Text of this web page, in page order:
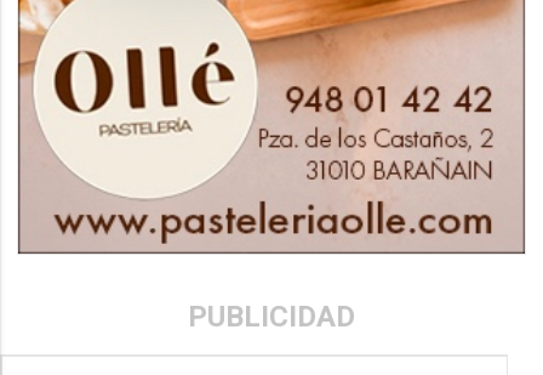
PUBLICIDAD